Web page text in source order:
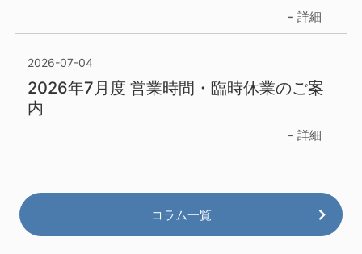
詳細
2026-07-04
2026年7月度 営業時間・臨時休業のご案
内
詳細
コラム一覧